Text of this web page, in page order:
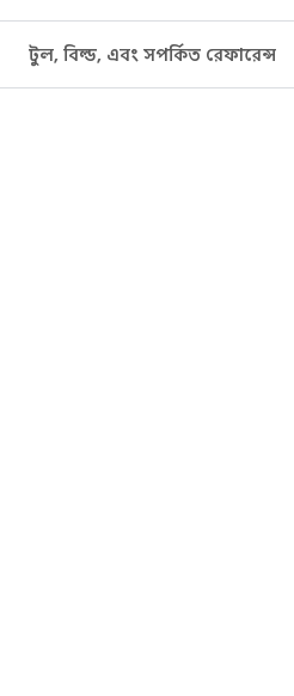
টুল, বিল্ড, এবং সম্পর্কিত রেফারেন্স